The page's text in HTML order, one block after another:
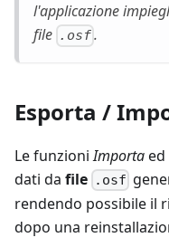
l'applicazione
file .osf.
Esporta /
Le funzioniImportaed
dati da file .osf
rendendo possibile il
dopo una